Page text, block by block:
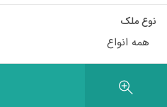
نوع ملک
همه انواع